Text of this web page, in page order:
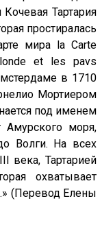
Тартария
простиралась
мира la Carte
et les pavs
в 1710
Мортиером
под именем
Амурского моря,
Волги. На всех
века, Тартарией
охватывает
(Перевод Елены